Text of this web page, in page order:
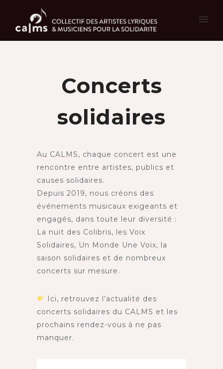
Concerts
solidaires
Au CALMS, chaque concert est une
rencontre entre artistes, publics et
causes solidaires.
Depuis 2019, nous créons des
événements musicaux exigeants et
engagés, dans toute leur diversité :
La nuit des Colibris, les Voix
Solidaires, Un Monde Une Voix, la
saison solidaires et de nombreux
concerts sur mesure.
Ici, retrouvez l’actualité des
concerts solidaires du CALMS et les
prochains rendez-vous à ne pas
manquer.